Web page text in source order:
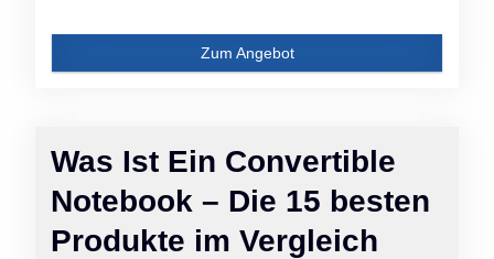
Was Ist Ein Convertible
Notebook – Die 15 besten
Produkte im Vergleich
Zum Angebot